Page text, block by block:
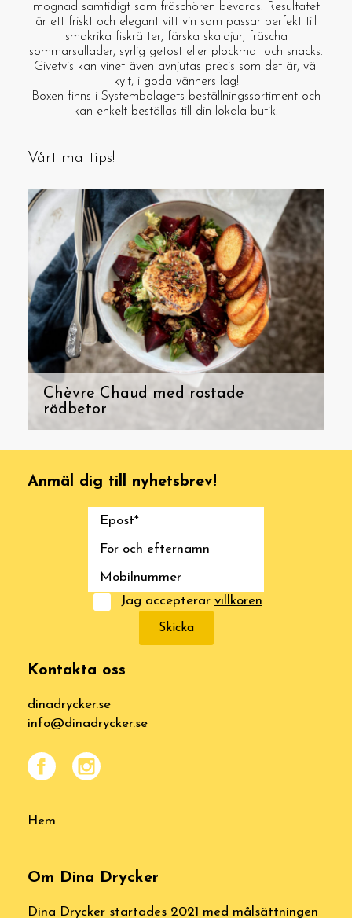
Vårt mattips!
Chèvre Chaud med rostade
rödbetor
mognad samtidigt som fräschören bevaras. Resultatet
är ett friskt och elegant vitt vin som passar perfekt till
smakrika fiskrätter, färska skaldjur, fräscha
sommarsallader, syrlig getost eller plockmat och snacks.
Givetvis kan vinet även avnjutas precis som det är, väl
kylt, i goda vänners lag!
Boxen finns i Systembolagets beställningssortiment och
kan enkelt beställas till din lokala butik.
Anmäl dig till nyhetsbrev!
Jag accepterar villkoren
Skicka
Kontakta oss
dinadrycker.se
info@dinadrycker.se
Hem
Om Dina Drycker
Dina Drycker startades 2021 med målsättningen